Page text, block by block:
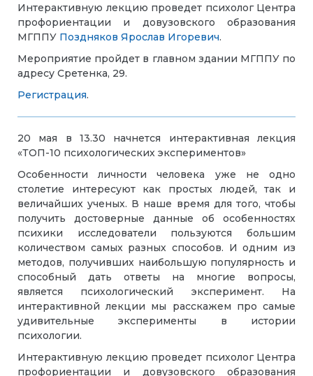
Интерактивную лекцию проведет психолог Центра
профориентации и довузовского образования
МГППУ Поздняков Ярослав Игоревич.
Мероприятие пройдет в главном здании МГППУ по
адресу Сретенка, 29.
Регистрация.
20 мая в 13.30 начнется интерактивная лекция
«ТОП-10 психологических экспериментов»
Особенности личности человека уже не одно
столетие интересуют как простых людей, так и
величайших ученых. В наше время для того, чтобы
получить достоверные данные об особенностях
психики исследователи пользуются большим
количеством самых разных способов. И одним из
методов, получивших наибольшую популярность и
способный дать ответы на многие вопросы,
является психологический эксперимент. На
интерактивной лекции мы расскажем про самые
удивительные эксперименты в истории
психологии.
Интерактивную лекцию проведет психолог Центра
профориентации и довузовского образования